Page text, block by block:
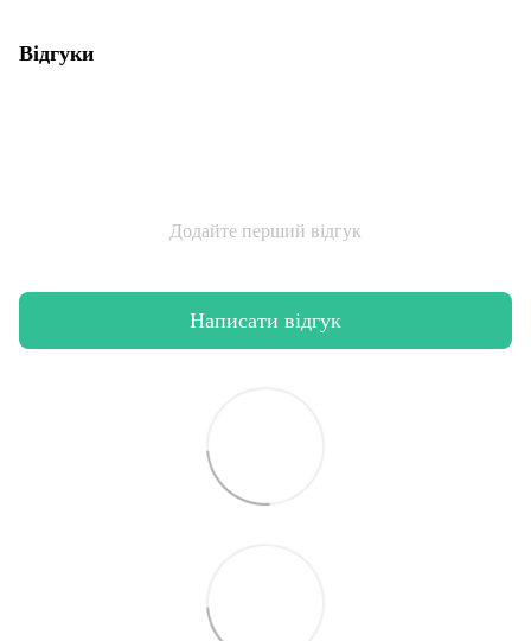
Відгуки
Додайте перший відгук
Написати відгук